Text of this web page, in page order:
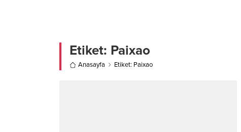
Etiket: Paixao
Anasayfa Etiket: Paixao